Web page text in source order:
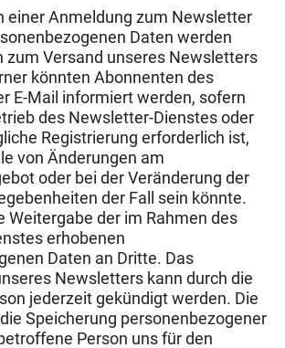
einer Anmeldung zum Newsletter
Daten werden
zum Versand unseres Newsletters
könnten Abonnenten des
E-Mail informiert werden, sofern
des Newsletter-Dienstes oder
Registrierung erforderlich ist,
von Änderungen am
oder bei der Veränderung der
der Fall sein könnte.
Weitergabe der im Rahmen des
erhobenen
Daten an Dritte. Das
Newsletters kann durch die
jederzeit gekündigt werden. Die
Speicherung personenbezogener
Person uns für den